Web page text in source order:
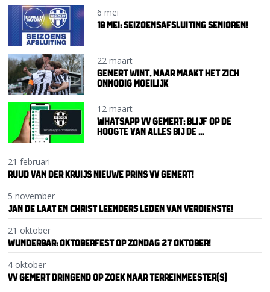
6 mei
18 MEI: SEIZOENSAFSLUITING SENIOREN!
22 maart
GEMERT WINT, MAAR MAAKT HET ZICH
ONNODIG MOEILIJK
12 maart
WHATSAPP VV GEMERT; BLIJF OP DE
HOOGTE VAN ALLES BIJ DE ...
21 februari
RUUD VAN DER KRUIJS NIEUWE PRINS VV GEMERT!
5 november
JAN DE LAAT EN CHRIST LEENDERS LEDEN VAN VERDIENSTE!
21 oktober
WUNDERBAR: OKTOBERFEST OP ZONDAG 27 OKTOBER!
4 oktober
VV GEMERT DRINGEND OP ZOEK NAAR TERREINMEESTER(S)